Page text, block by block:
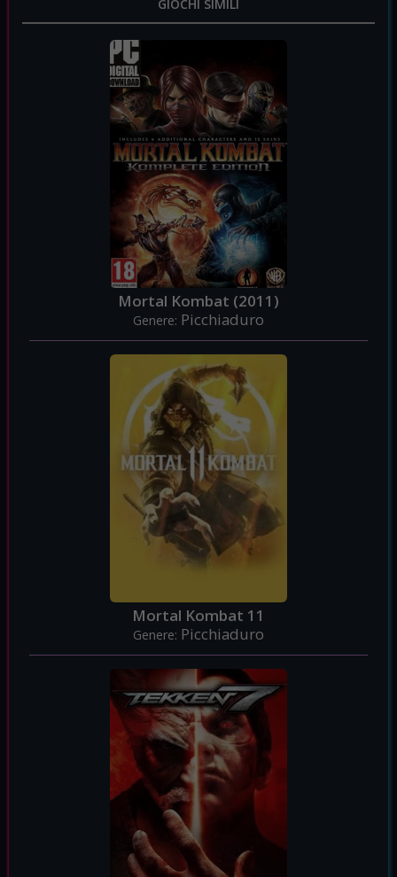
GIOCHI SIMILI
Mortal Kombat (2011)
Genere: Picchiaduro
Mortal Kombat 11
Genere: Picchiaduro